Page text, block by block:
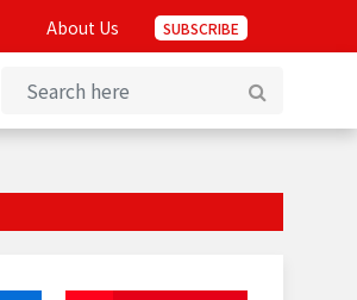
About Us SUBSCRIBE